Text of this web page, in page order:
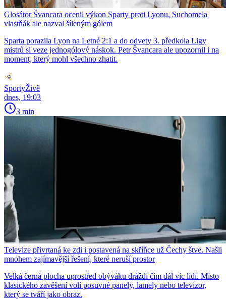
Glosátor Švancara ocenil výkon Sparty proti Lyonu, Suchomela
vlastňák ale nazval šíleným gólem
Sparta porazila Lyon na Letné 2:1 a do odvety 3. předkola Ligy
mistrů si veze jednogólový náskok. Petr Švancara ale upozornil i na
moment, který mohl všechno zhatit.
SportyŽivě
dnes, 19:03
3 min
Televize přivrtaná ke zdi i postavená na skříňce už Čechy štve. Našli
mnohem zajímavější řešení, které neruší prostor
Velká černá plocha uprostřed obýváku dráždí čím dál víc lidí. Místo
klasického zavěšení volí posuvné panely, lamely nebo televizor,
který se tváří jako obraz.